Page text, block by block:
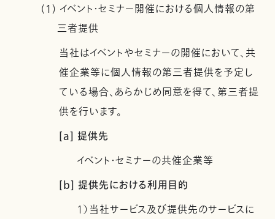
(1) イベント・セミナー開催における個人情報の第
三者提供
当社はイベントやセミナーの開催において、共
催企業等に個人情報の第三者提供を予定し
ている場合、あらかじめ同意を得て、第三者提
供を行います。
[a] 提供先
イベント・セミナーの共催企業等
[b] 提供先における利用目的
1）当社サービス及び提供先のサービスに